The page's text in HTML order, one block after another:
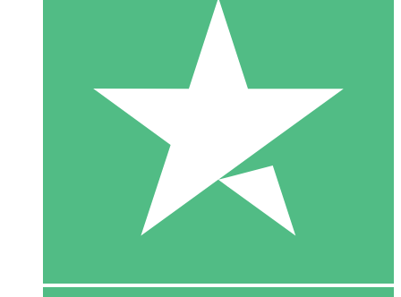
10 Downloads
20 00